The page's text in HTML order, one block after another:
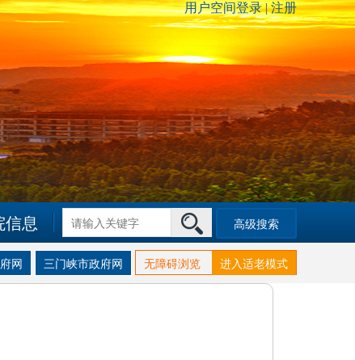
信息 高级搜索
网 三门峡市政府网 无障碍浏览 进入适老模式